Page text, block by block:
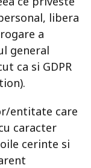
libera
a
general
ca si GDPR
entitate care
caracter
cerinte si